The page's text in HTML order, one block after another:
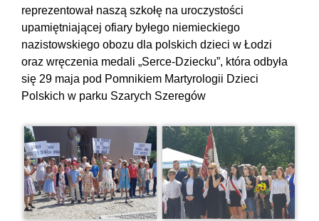
reprezentował naszą szkołę na uroczystości
upamiętniającej ofiary byłego niemieckiego
nazistowskiego obozu dla polskich dzieci w Łodzi
oraz wręczenia medali „Serce-Dziecku”, która odbyła
się 29 maja pod Pomnikiem Martyrologii Dzieci
Polskich w parku Szarych Szeregów